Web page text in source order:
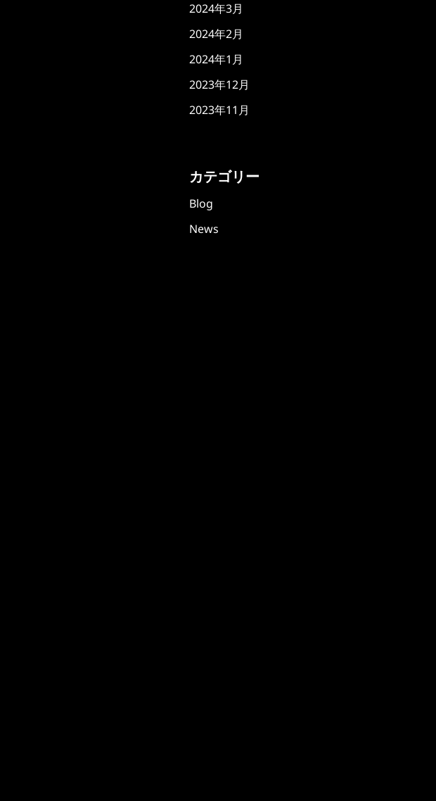
2024年3月
2024年2月
2024年1月
2023年12月
2023年11月
カテゴリー
Blog
News